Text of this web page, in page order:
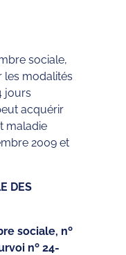
sociale,
les modalités
jours
acquérir
maladie
2009 et
DES
sociale, nº
nº 24-